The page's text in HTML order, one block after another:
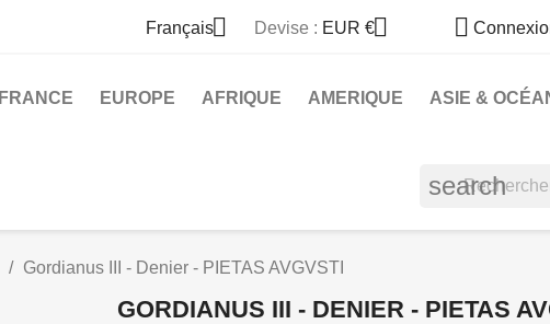
Français Devise : EUR € 
FRANCE EUROPE AFRIQUE AMERIQUE ASIE &
search
Gordianus III - Denier - PIETAS AVGVSTI
GORDIANUS III - DENIER - PIETAS